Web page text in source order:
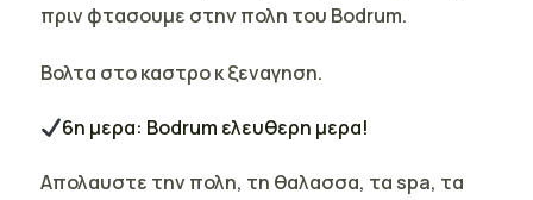
πριν φτασουμε στην πολη του Bodrum.
Βολτα στο καστρο κ ξεναγηση.
6η μερα: Bodrum ελευθερη μερα!
Απολαυστε την πολη, τη θαλασσα, τα spa, τα